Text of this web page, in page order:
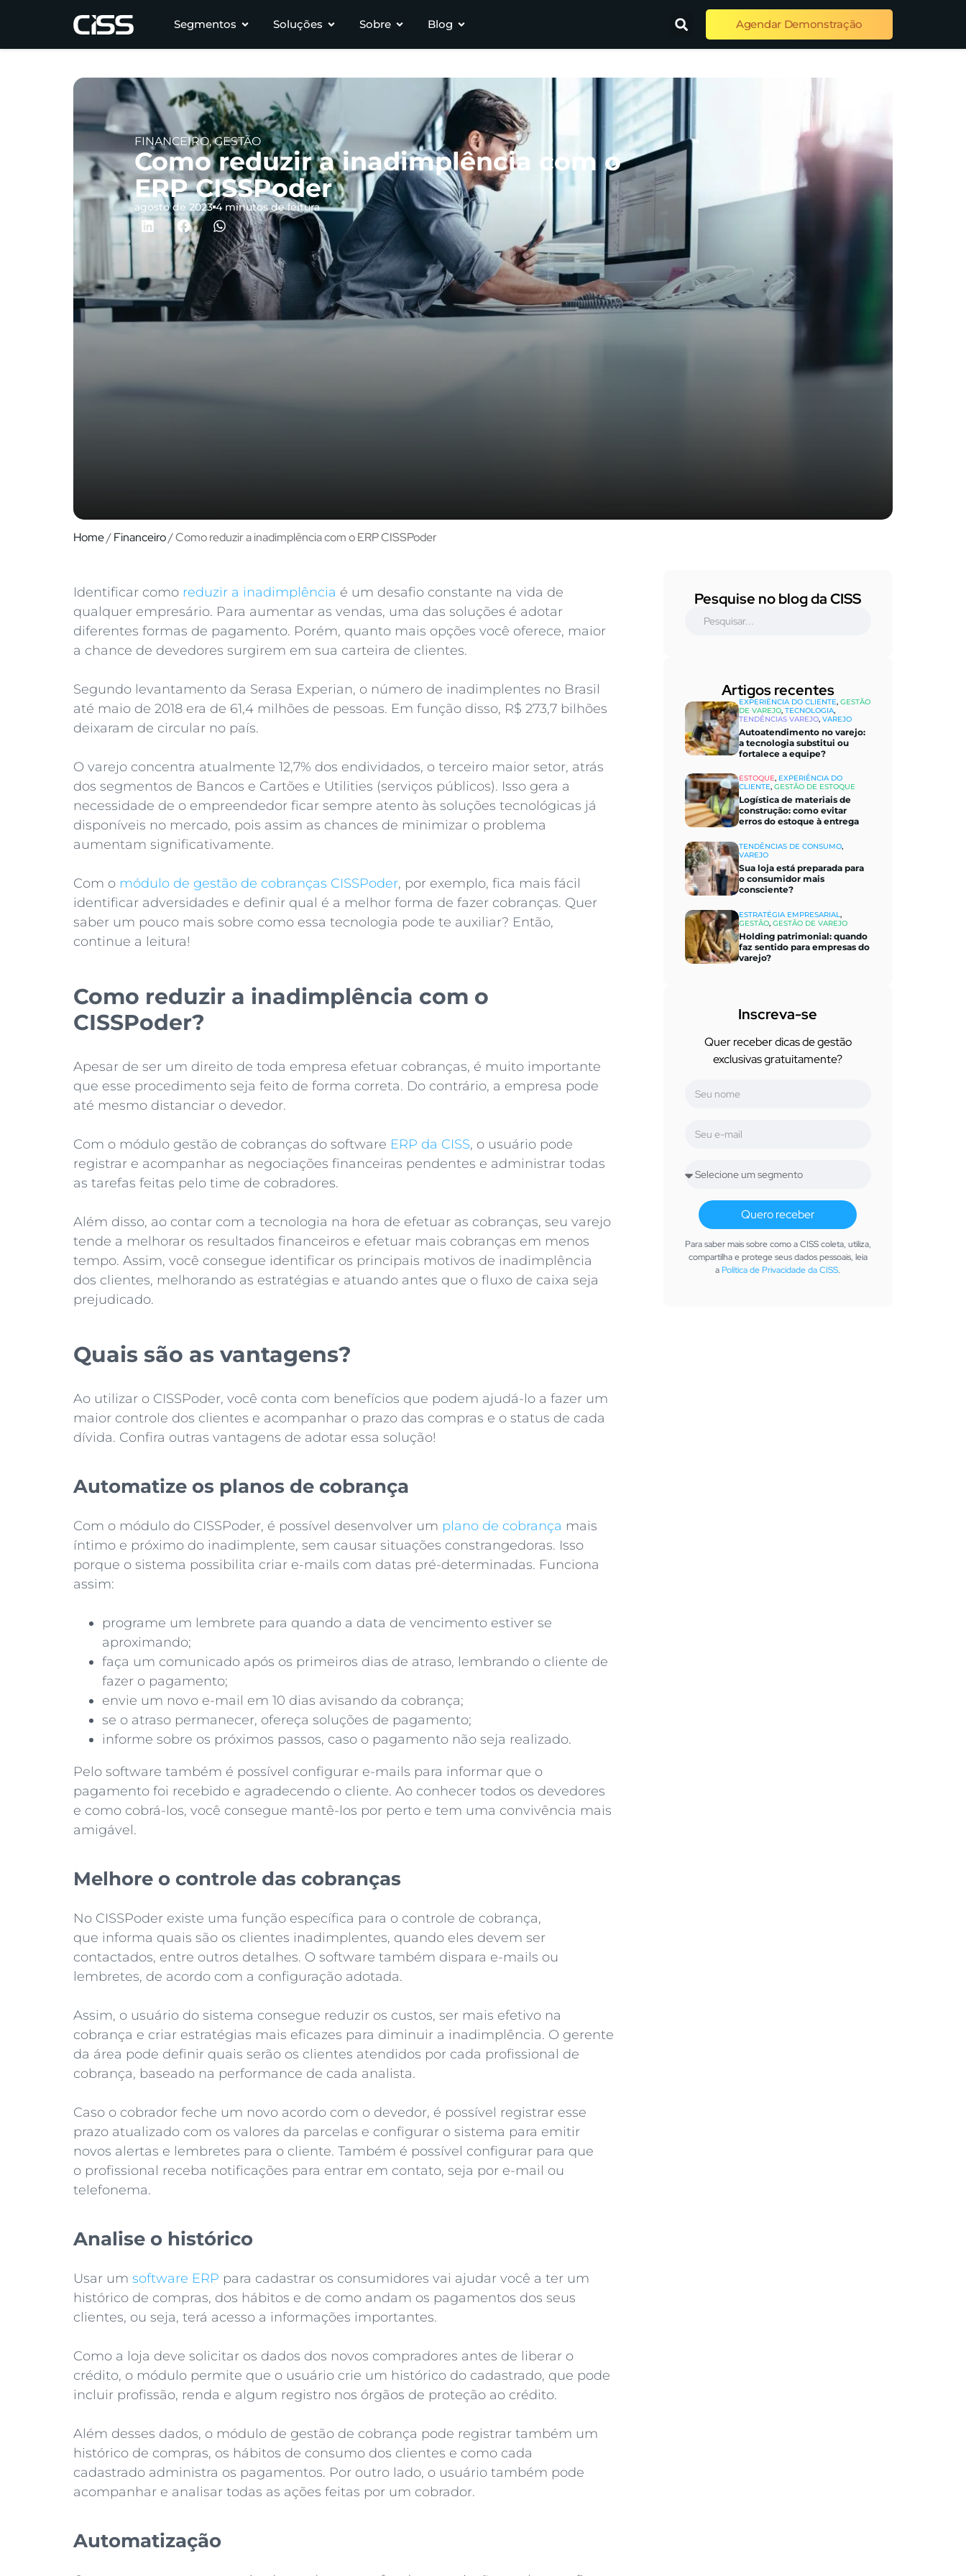
Segmentos Soluções Sobre Blog Agendar Demonstração
FINANCEIRO,GESTÃO
Como reduzir a inadimplência com o
ERP CISSPoder
agosto de 2023 4 minutos de leitura
Home/Financeiro/Como reduzir a inadimplência com o ERP CISSPoder
Identificar como reduzir a inadimplência é um desafio constante na vida de
qualquer empresário. Para aumentar as vendas, uma das soluções é adotar
diferentes formas de pagamento. Porém, quanto mais opções você oferece, maior
a chance de devedores surgirem em sua carteira de clientes.
Segundo levantamento da Serasa Experian, o número de inadimplentes no Brasil
até maio de 2018 era de 61,4 milhões de pessoas. Em função disso, R$ 273,7 bilhões
deixaram de circular no país.
O varejo concentra atualmente 12,7% dos endividados, o terceiro maior setor, atrás
dos segmentos de Bancos e Cartões e Utilities (serviços públicos). Isso gera a
necessidade de o empreendedor ficar sempre atento às soluções tecnológicas já
disponíveis no mercado, pois assim as chances de minimizar o problema
aumentam significativamente.
Com o módulo de gestão de cobranças CISSPoder, por exemplo, fica mais fácil
identificar adversidades e definir qual é a melhor forma de fazer cobranças. Quer
saber um pouco mais sobre como essa tecnologia pode te auxiliar? Então,
continue a leitura!
Como reduzir a inadimplência com o
CISSPoder?
Apesar de ser um direito de toda empresa efetuar cobranças, é muito importante
que esse procedimento seja feito de forma correta. Do contrário, a empresa pode
até mesmo distanciar o devedor.
Com o módulo gestão de cobranças do software ERP da CISS, o usuário pode
registrar e acompanhar as negociações financeiras pendentes e administrar todas
as tarefas feitas pelo time de cobradores.
Além disso, ao contar com a tecnologia na hora de efetuar as cobranças, seu varejo
tende a melhorar os resultados financeiros e efetuar mais cobranças em menos
tempo. Assim, você consegue identificar os principais motivos de inadimplência
dos clientes, melhorando as estratégias e atuando antes que o fluxo de caixa seja
prejudicado.
Quais são as vantagens?
Ao utilizar o CISSPoder, você conta com benefícios que podem ajudá-lo a fazer um
maior controle dos clientes e acompanhar o prazo das compras e o status de cada
dívida. Confira outras vantagens de adotar essa solução!
Automatize os planos de cobrança
Com o módulo do CISSPoder, é possível desenvolver um plano de cobrança mais
íntimo e próximo do inadimplente, sem causar situações constrangedoras. Isso
porque o sistema possibilita criar e-mails com datas pré-determinadas. Funciona
assim:
programe um lembrete para quando a data de vencimento estiver se
aproximando;
faça um comunicado após os primeiros dias de atraso, lembrando o cliente de
fazer o pagamento;
envie um novo e-mail em 10 dias avisando da cobrança;
se o atraso permanecer, ofereça soluções de pagamento;
informe sobre os próximos passos, caso o pagamento não seja realizado.
Pelo software também é possível configurar e-mails para informar que o
pagamento foi recebido e agradecendo o cliente. Ao conhecer todos os devedores
e como cobrá-los, você consegue mantê-los por perto e tem uma convivência mais
amigável.
Melhore o controle das cobranças
No CISSPoder existe uma função específica para o controle de cobrança,
que informa quais são os clientes inadimplentes, quando eles devem ser
contactados, entre outros detalhes. O software também dispara e-mails ou
lembretes, de acordo com a configuração adotada.
Assim, o usuário do sistema consegue reduzir os custos, ser mais efetivo na
cobrança e criar estratégias mais eficazes para diminuir a inadimplência. O gerente
da área pode definir quais serão os clientes atendidos por cada profissional de
cobrança, baseado na performance de cada analista.
Caso o cobrador feche um novo acordo com o devedor, é possível registrar esse
prazo atualizado com os valores da parcelas e configurar o sistema para emitir
novos alertas e lembretes para o cliente. Também é possível configurar para que
o profissional receba notificações para entrar em contato, seja por e-mail ou
telefonema.
Analise o histórico
Usar um software ERP para cadastrar os consumidores vai ajudar você a ter um
histórico de compras, dos hábitos e de como andam os pagamentos dos seus
clientes, ou seja, terá acesso a informações importantes.
Como a loja deve solicitar os dados dos novos compradores antes de liberar o
crédito, o módulo permite que o usuário crie um histórico do cadastrado, que pode
incluir profissão, renda e algum registro nos órgãos de proteção ao crédito.
Além desses dados, o módulo de gestão de cobrança pode registrar também um
histórico de compras, os hábitos de consumo dos clientes e como cada
cadastrado administra os pagamentos. Por outro lado, o usuário também pode
acompanhar e analisar todas as ações feitas por um cobrador.
Automatização
Pesquise no blog da CISS
Artigos recentes​
EXPERIÊNCIA DO CLIENTE, GESTÃO
DE VAREJO, TECNOLOGIA,
TENDÊNCIAS VAREJO, VAREJO
Autoatendimento no varejo:
a tecnologia substitui ou
fortalece a equipe?
ESTOQUE, EXPERIÊNCIA DO
CLIENTE, GESTÃO DE ESTOQUE
Logística de materiais de
construção: como evitar
erros do estoque à entrega
TENDÊNCIAS DE CONSUMO,
VAREJO
Sua loja está preparada para
o consumidor mais
consciente?
ESTRATÉGIA EMPRESARIAL,
GESTÃO, GESTÃO DE VAREJO
Holding patrimonial: quando
faz sentido para empresas do
varejo?
Inscreva-se
Quer receber dicas de gestão
exclusivas gratuitamente?
Quero receber
Para saber mais sobre como a CISS coleta, utiliza,
compartilha e protege seus dados pessoais, leia
a Política de Privacidade da CISS.